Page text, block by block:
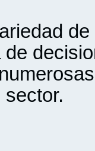
de
sector.